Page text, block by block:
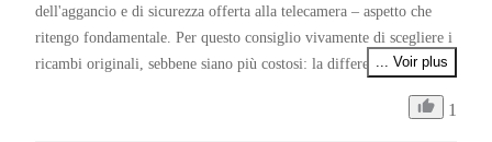
dell'aggancio e di sicurezza offerta alla telecamera – aspetto che
ritengo fondamentale. Per questo consiglio vivamente di scegliere i
ricambi originali, sebbene siano più costosi: la differenza si sente.
... Voir plus
1